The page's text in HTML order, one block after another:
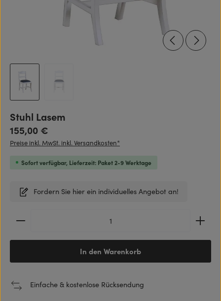
Stuhl Lasem
Regulärer Preis:
155,00 €
Preise inkl. MwSt. inkl. Versandkosten*
Sofort verfügbar, Lieferzeit: Paket 2-9 Werktage
Fordern Sie hier ein individuelles Angebot an!
Produkt Anzahl: Gib den gewünschten Wert ein
In den Warenkorb
Einfache & kostenlose Rücksendung